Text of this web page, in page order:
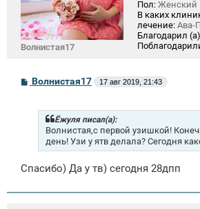
Волнистая17
Пол: Женский
В каких
лечение: Ава-
Благодарил
СВолнистая17 17 авг 2019, 21:43
Ёжуля писал(а):
Волнистая,с первой узишкой!
день! Узи у ятв делала? Сегодня
Спасибо) Да у тв) сегодня 28дпп